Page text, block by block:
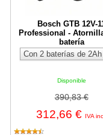
Bosch GTB 12V-
Professional -
batería
Disponible
390,83 €
312,66 € IVA